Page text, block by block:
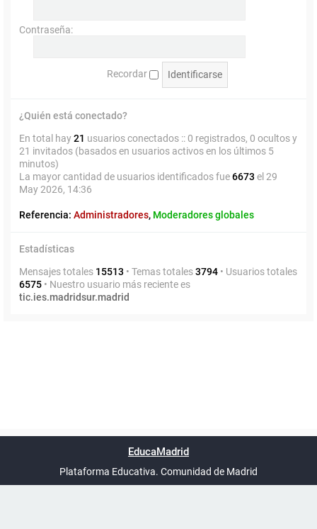
Contraseña:
Recordar
¿Quién está conectado?
En total hay21 usuarios conectados :: 0 registrados, 0 ocultos y
21 invitados (basados en usuarios activos en los últimos 5
minutos)
La mayor cantidad de usuarios identificados fue6673 el 29
May 2026, 14:36
Referencia: Administradores, Moderadores globales
Estadísticas
Mensajes totales 15513 • Temas totales3794 • Usuarios totales
6575 • Nuestro usuario más reciente es
tic.ies.madridsur.madrid
UTC+02:00
phpBB España
EducaMadrid
Plataforma Educativa. Comunidad de Madrid